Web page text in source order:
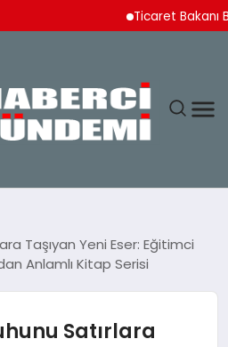
Ticaret Bakanı Bolat
Taşıyan Yeni Eser: Eğitimci
Anlamlı Kitap Serisi
Satırlara